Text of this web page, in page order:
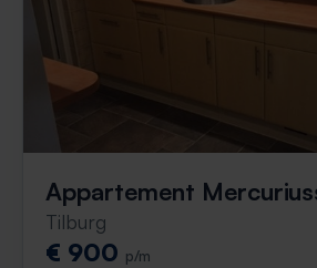
Appartement
Tilburg
€ 900 p/m